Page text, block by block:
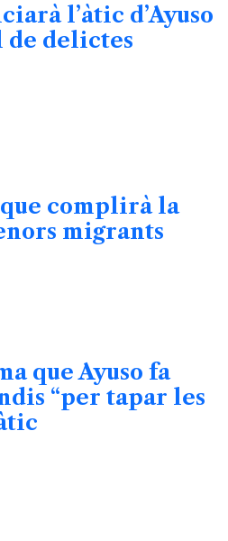
l’àtic d’Ayuso
de delictes
que complirà la
migrants
que Ayuso fa
“per tapar les